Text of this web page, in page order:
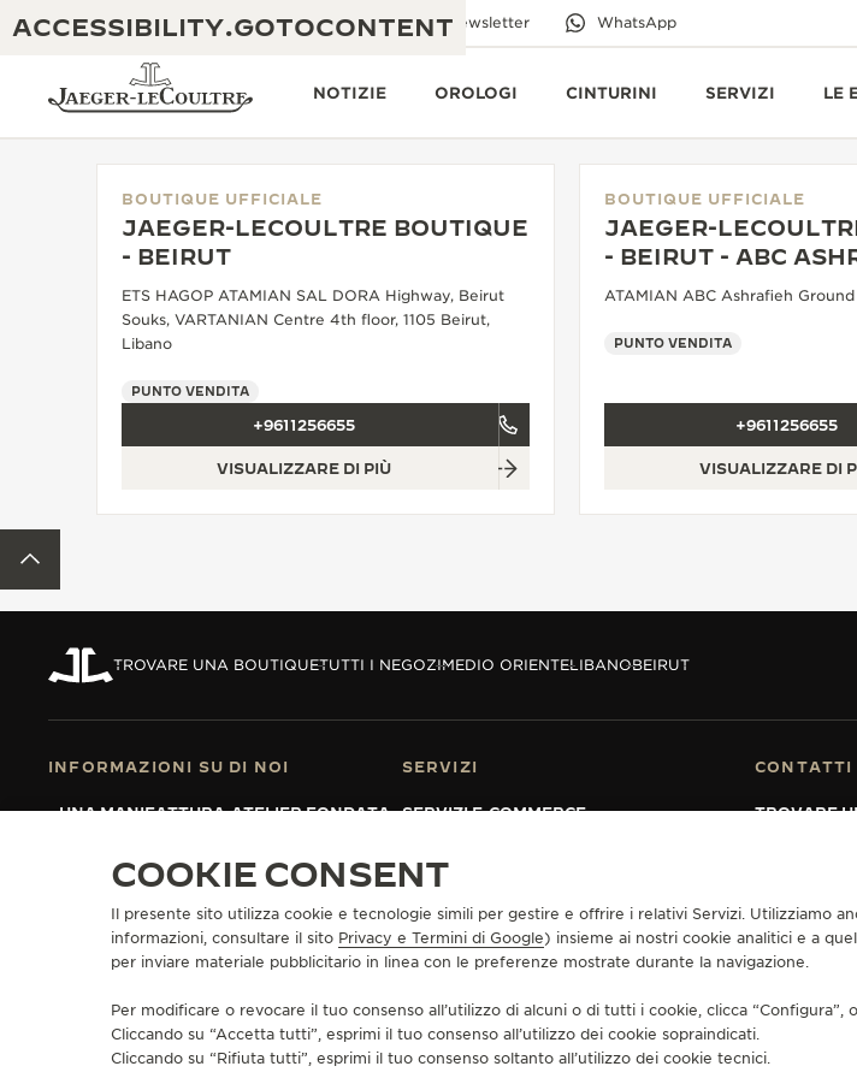
ACCESSIBILITY.GOTOCONTENT
Inviaci un'e-mail Boutiques Newsletter WhatsApp
NOTIZIE OROLOGI CINTURINI SERVIZI LE
GARANZIA JAEGER-LECOULTRE
GARANZIA DEI SEGNATEMPO
THE GOLDEN RATIO MUSICAL SHOW
IL REVERSO 1931 CAFÉ
ECCELLENZA: OLTRE 190 ANNI DI TRADIZIONE
CREATIVITÀ: OLTRE 430 BREVETTI
MAESTRIA: 108 MESTIERI
BOUTIQUE UFFICIALE
JAEGER-LECOULTRE BOUTIQUE
- BEIRUT
ETS HAGOP ATAMIAN SAL DORA Highway, Beirut
Souks, VARTANIAN Centre 4th floor, 1105 Beirut,
Libano
PUNTO VENDITA
+9611256655
VISUALIZZARE DI PIÙ
BOUTIQUE UFFICIALE
JAEGER-
- BEIRUT - ABC
ATAMIAN ABC Ashrafieh
PUNTO VENDITA
+9611256655
VISUALIZZARE DI
TROVARE UNA BOUTIQUETUTTI I NEGOZIMEDIO ORIENTELIBANOBEIRUT
INFORMAZIONI SU DI NOI
UNA MANIFATTURA-ATELIER FONDATA
SERVIZI
SERVIZI E-COMMERCE
GARANZIA JAEGER-LECOULTRE
ESTENDERE LA MIA GARANZIA
DOMANDE FREQUENTI
CONTATTI
TROVARE
POLICY SULLA PRIVACYCONDIZIONI D'USOCONDIZIONI DI VENDITA INFORMATIVA SUI COOKIEGESTISCI
COPYRIGHT JAEGER-LECOULTRE 2026
VERSIONE 102.34.2
COOKIE CONSENT
Il presente sito utilizza cookie e tecnologie simili per gestire e offrire i relativi Servizi. Utilizziamo
informazioni, consultare il sito Privacy e Termini di Google) insieme ai nostri cookie analitici e a
per inviare materiale pubblicitario in linea con le preferenze mostrate durante la navigazione.
Per modificare o revocare il tuo consenso all’utilizzo di alcuni o di tutti i cookie, clicca
Cliccando su “Accetta tutti”, esprimi il tuo consenso all’utilizzo dei cookie sopraindicati.
Cliccando su “Rifiuta tutti”, esprimi il tuo consenso soltanto all’utilizzo dei cookie tecnici.